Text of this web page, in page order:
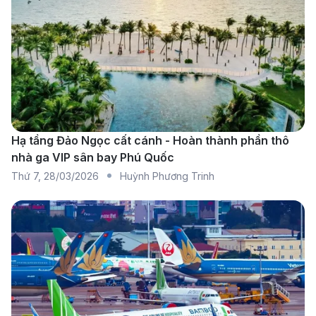
Những Điều Cần Chuẩn Bị Trên
Chuyến Bay Đến Sri Lanka
Hạ tầng Đảo Ngọc cất cánh - Hoàn thành phần thô
nhà ga VIP sân bay Phú Quốc
Thứ 7, 28/03/2026 Huỳnh Phương Trinh